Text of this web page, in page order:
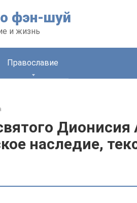
фэн-шуй
и жизнь
Православие
Дионисия
наследие,